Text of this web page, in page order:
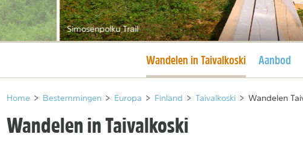
Simosenpolku Trail
Huidige pagina
Wandelen in Taivalkoski Aanbod
Home > Bestemmingen > Europa > Finland > Taivalkoski > Wandelen
Wandelen in Taivalkoski